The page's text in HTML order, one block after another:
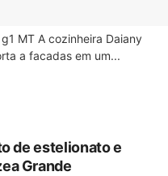
MT A cozinheira Daiany
a facadas em um...
de estelionato e
Grande